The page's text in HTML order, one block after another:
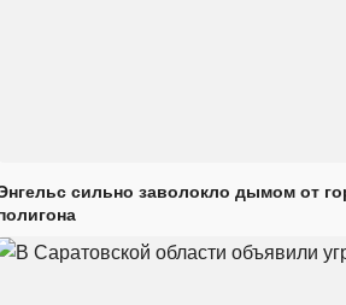
сильно заволокло дымом от